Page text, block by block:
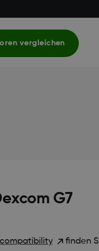
vergleichen
G7
finden